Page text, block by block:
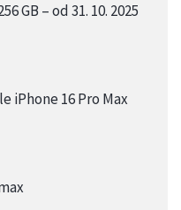
GB – od 31. 10. 2025
iPhone 16 Pro Max